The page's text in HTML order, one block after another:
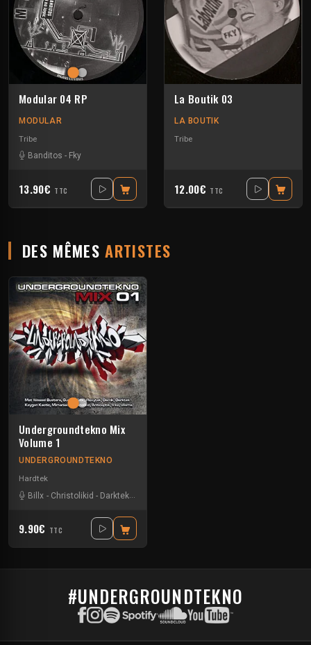
Modular 04 RP
MODULAR
Tribe
Banditos - Fky
13.90€ TTC
La Boutik 03
LA BOUTIK
Tribe
12.00€ TTC
DES MÊMESARTISTES
Undergroundtekno Mix
Volume 1
UNDERGROUNDTEKNO
Hardtek
Billx - Christolikid - Darktek-
9.90€ TTC
#UNDERGROUNDTEKNO